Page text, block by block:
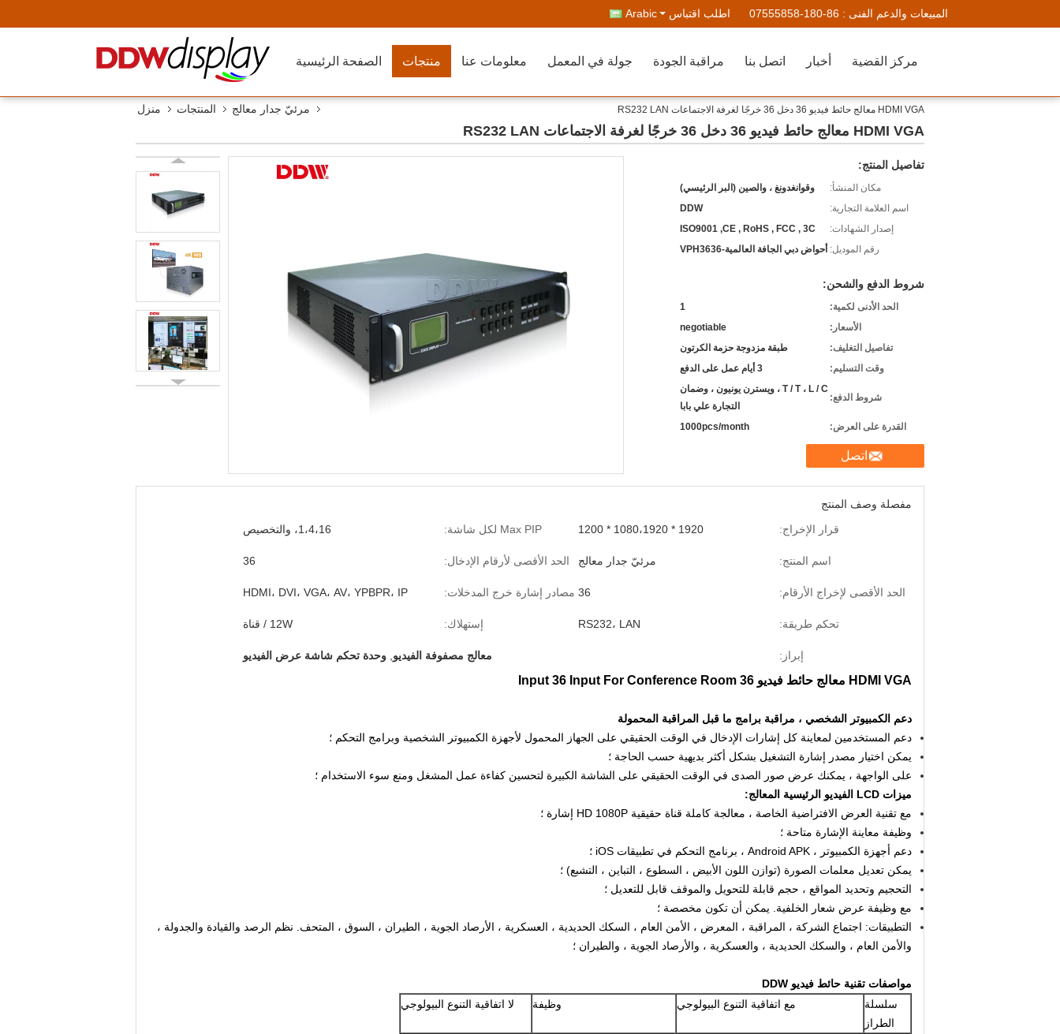
المبيعات والدعم الفنى : 86-180-07555858 اطلب اقتباس Arabic
الصفحة الرئيسية منتجات معلومات عنا جولة في المعمل مراقبة الجودة اتصل بنا أخبار مركز القضية
منزل المنتجات مرئيّ جدار معالج HDMI VGA معالج حائط فيديو 36 دخل 36 خرجًا لغرفة الاجتماعات RS232 LAN
HDMI VGA معالج حائط فيديو 36 دخل 36 خرجًا لغرفة الاجتماعات RS232 LAN
تفاصيل المنتج:
مكان المنشأ:
وقوانغدونغ ، والصين (البر الرئيسي)
اسم العلامة التجارية:
DDW
إصدار الشهادات:
ISO9001 ,CE , RoHS , FCC , 3C
رقم الموديل: أحواض دبي الجافة العالمية-VPH3636
شروط الدفع والشحن:
الحد الأدنى لكمية:
1
الأسعار:
negotiable
تفاصيل التغليف:
طبقة مزدوجة حزمة الكرتون
وقت التسليم:
3 أيام عمل على الدفع
شروط الدفع:
T / T ، L / C ، ويسترن يونيون ، وضمان
التجارة علي بابا
القدرة على العرض:
1000pcs/month
اتصل
مفصلة وصف المنتج
قرار الإخراج:
1920 * 1080،1920 * 1200 Max PIP لكل شاشة: 1،4،16، والتخصيص
اسم المنتج: مرئيّ جدار معالج الحد الأقصى لأرقام الإدخال: 36
الحد الأقصى لإخراج الأرقام: 36 مصادر إشارة خرج المدخلات: HDMI، DVI، VGA، AV، YPBPR، IP
تحكم طريقة: RS232، LAN إستهلاك: 12W / قناة
إبراز: معالج مصفوفة الفيديو وحدة تحكم شاشة عرض الفيديو
HDMI VGA معالج حائط فيديو 36 Input 36 Input For Conference Room
دعم الكمبيوتر الشخصي ، مراقبة برامج ما قبل المراقبة المحمولة
دعم المستخدمين لمعاينة كل إشارات الإدخال في الوقت الحقيقي على الجهاز المحمول لأجهزة الكمبيوتر الشخصية وبرامج التحكم ؛
يمكن اختيار مصدر إشارة التشغيل بشكل أكثر بديهية حسب الحاجة ؛
على الواجهة ، يمكنك عرض صور الصدى في الوقت الحقيقي على الشاشة الكبيرة لتحسين كفاءة عمل المشغل ومنع سوء الاستخدام ؛
ميزات LCD الفيديو الرئيسية المعالج:
مع تقنية العرض الافتراضية الخاصة ، معالجة كاملة قناة حقيقية HD 1080P إشارة ؛
وظيفة معاينة الإشارة متاحة ؛
دعم أجهزة الكمبيوتر ، Android APK ، برنامج التحكم في تطبيقات iOS ؛
يمكن تعديل معلمات الصورة (توازن اللون الأبيض ، السطوع ، التباين ، التشبع) ؛
التحجيم وتحديد المواقع ، حجم قابلة للتحويل والموقف قابل للتعديل ؛
مع وظيفة عرض شعار الخلفية.
يمكن أن تكون مخصصة ؛
التطبيقات: اجتماع الشركة ، المراقبة ، المعرض ، الأمن العام ، السكك الحديدية ، العسكرية ، الأرصاد الجوية ، الطيران ، السوق ، المتحف.
نظم الرصد والقيادة والجدولة ،
والأمن العام ، والسكك الحديدية ، والعسكرية ، والأرصاد الجوية ، والطيران ؛
مواصفات تقنية حائط فيديو DDW
سلسلة
الطراز
مع اتفاقية التنوع البيولوجي وظيفة لا اتفاقية التنوع البيولوجي